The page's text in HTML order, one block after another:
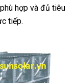
hợp và đủ tiêu
tiếp.